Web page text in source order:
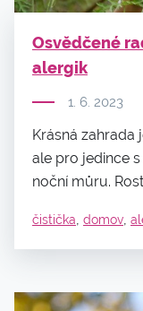
Osvědčené
alergik
1. 6. 2023
Krásná zahrada
ale pro jedince
noční můru.
čistička, domov,